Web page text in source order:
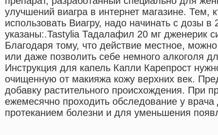
улучшений виагра в интернет магазине. Тем,
использовать Виагру, надо начинать с дозы в
указаны:.Tastylia Тадалафил 20 мг дженерик
Благодаря тому, что действие местное,
или даже позволить себе немного алкоголя
Инструкция для капель Капли Карепрост
очищенную от макияжа кожу верхних век.
добавку растительного происхождения. При
ежемесячно проходить обследование у
протеканием болезни и для уменьшения